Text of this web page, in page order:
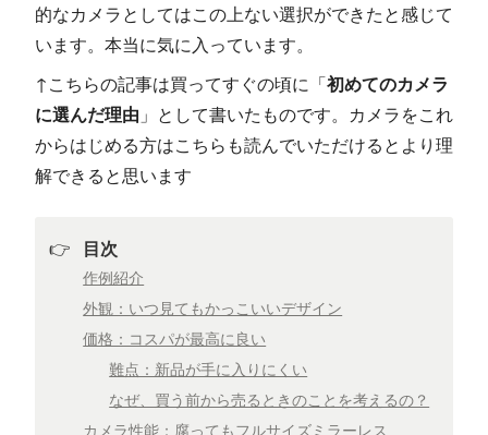
的なカメラとしてはこの上ない選択ができたと感じて
います。本当に気に入っています。
↑こちらの記事は買ってすぐの頃に「初めてのカメラ
に選んだ理由 」として書いたものです。カメラをこれ
からはじめる方はこちらも読んでいただけるとより理
解できると思います
👉 目次
作例紹介
外観：いつ見てもかっこいいデザイン
価格：コスパが最高に良い
難点：新品が手に入りにくい
なぜ、買う前から売るときのことを考えるの？
カメラ性能：腐ってもフルサイズミラーレス